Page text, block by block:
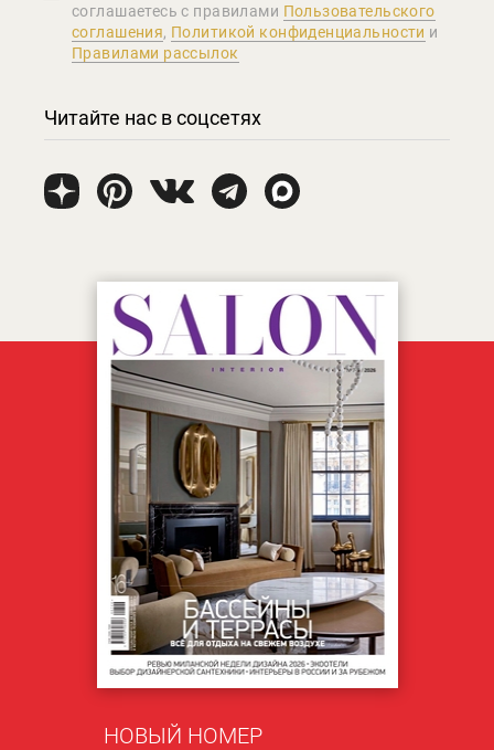
соглашаетеcь с правилами Пользовательского
соглашения, Политикой конфиденциальности и
Правилами рассылок
Читайте нас в соцсетях
НОВЫЙ НОМЕР